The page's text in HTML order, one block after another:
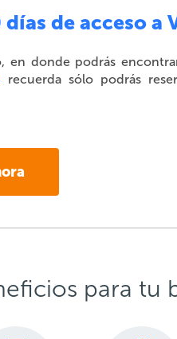
de acceso a
en donde podrás
recuerda sólo podrás
para tu